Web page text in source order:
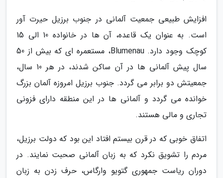
افزایش طبیعی جمعیت آلمانی در جنوب برزیل حیرت آور
است. به عنوان یک قاعده، آن ها در خانواده 10 الی 15
کوچک وجود دارد. Blumenau، مستعمره ای که بیش از 50
سال پیش آلمانی ها در آن ساکن شدند، در هر 10 سال،
جمعیتش دو برابر می گردد. جنوب برزیل امروزه آلمان بزرگ
خوانده می گردد و آلمانی ها در این منطقه دارای فزونی
تجاری و مالی هستند.
اتفاق خوبی که در قرن بیستم افتاد این بود که دولت برزیل،
مردم را تشویق نکرد که به زبان آلمانی صحبت نمایند. در
دوران ریاست جمهوری گتویو وارگاس، حرف زدن به زبان